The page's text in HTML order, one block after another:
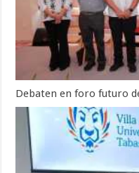
Debaten en foro futuro